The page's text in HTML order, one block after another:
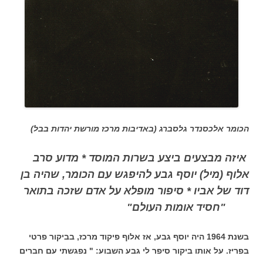
הכומר אלכסנדר גלסברג (באדיבות מרכז מורשת יהדות בבל)
איזה מבצעים ביצע בשרות המוסד * מדוע סרב
אלוף (מיל) יוסף גבע להיפגש עם הכומר, שהיה בן
דוד של אביו * סיפור מופלא על אדם שזכה בתואר
"חסיד אומות העולם"
בשנת 1964 היה יוסף גבע, אז אלוף פיקוד מרכז, בביקור פרטי
בפריז. על אותו ביקור סיפר לי גבע השבוע: " נפגשתי עם חברים